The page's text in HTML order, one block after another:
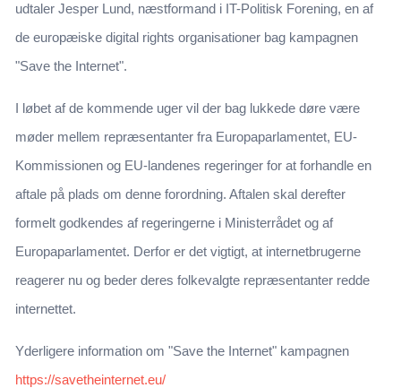
udtaler Jesper Lund, næstformand i IT-Politisk Forening, en af
de europæiske digital rights organisationer bag kampagnen
"Save the Internet".
I løbet af de kommende uger vil der bag lukkede døre være
møder mellem repræsentanter fra Europaparlamentet, EU-
Kommissionen og EU-landenes regeringer for at forhandle en
aftale på plads om denne forordning. Aftalen skal derefter
formelt godkendes af regeringerne i Ministerrådet og af
Europaparlamentet. Derfor er det vigtigt, at internetbrugerne
reagerer nu og beder deres folkevalgte repræsentanter redde
internettet.
Yderligere information om "Save the Internet" kampagnen
https://savetheinternet.eu/